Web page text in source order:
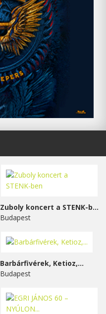
Zuboly koncert a STENK-ben
Budapest
Barbárfivérek, Ketioz,...
Budapest